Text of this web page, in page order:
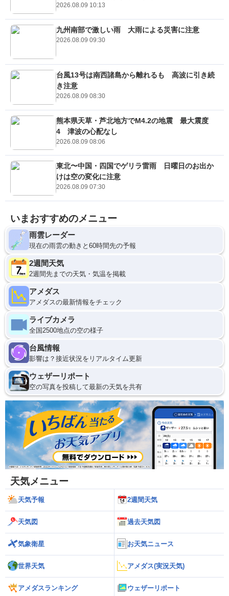
2026.08.09 10:13
九州南部で激しい雨 大雨による災害に注意
2026.08.09 09:30
台風13号は南西諸島から離れるも 高波に引き続
き注意
2026.08.09 08:30
熊本県天草・芦北地方でM4.2の地震 最大震度
4 津波の心配なし
2026.08.09 08:06
東北〜中国・四国でゲリラ雷雨 日曜日のお出か
けは空の変化に注意
2026.08.09 07:30
いまおすすめのメニュー
雨雲レーダー
現在の雨雲の動きと60時間先の予報
2週間天気
2週間先までの天気・気温を掲載
アメダス
アメダスの最新情報をチェック
ライブカメラ
全国2500地点の空の様子
台風情報
影響は？接近状況をリアルタイム更新
ウェザーリポート
空の写真を投稿して最新の天気を共有
天気メニュー
天気予報 2週間天気
天気図 過去天気図
気象衛星 お天気ニュース
世界天気 アメダス(実況天気)
アメダスランキング ウェザーリポート